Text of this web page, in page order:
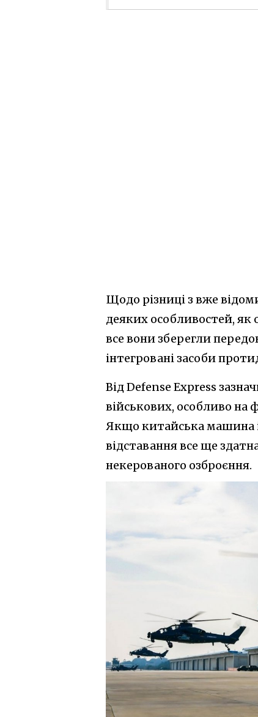
Щодо різниці з вже
деяких особливостей, як
все вони зберегли
інтегровані засоби
Від Defense Express
військових, особливо на
Якщо китайська машина
відставання все ще
некерованого озброєння.